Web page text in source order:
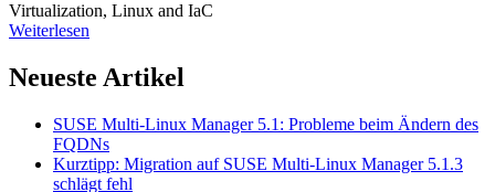
Virtualization, Linux and IaC
Weiterlesen
Neueste Artikel
SUSE Multi-Linux Manager 5.1: Probleme beim Ändern des
FQDNs
Kurztipp: Migration auf SUSE Multi-Linux Manager 5.1.3
schlägt fehl